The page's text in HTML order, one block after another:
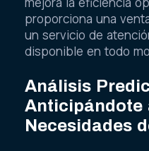
proporciona una
un servicio de
disponible en todo
Análisis
Anticipándote
Necesidades